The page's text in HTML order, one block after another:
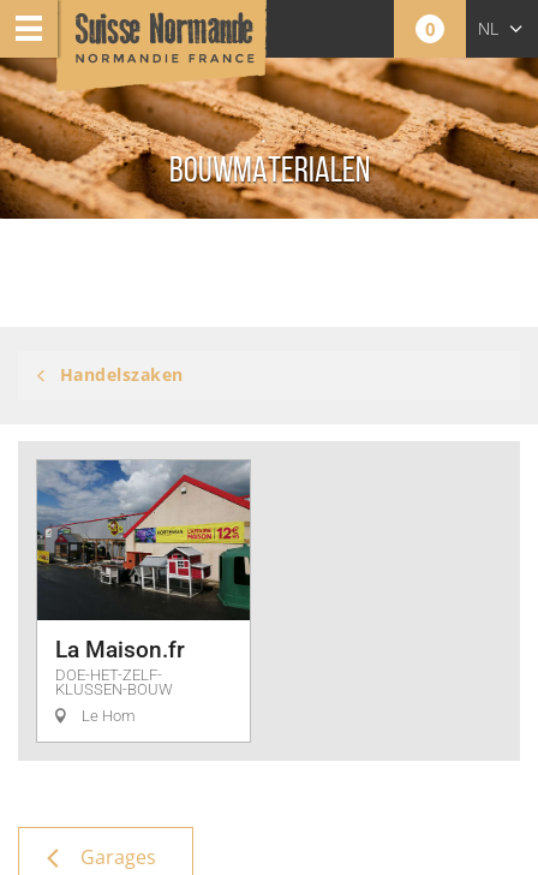
0
FR
EN
NL
BOUWMATERIALEN
Handelszaken
La Maison.fr
DOE-HET-ZELF-
KLUSSEN-BOUW
Le Hom
Garages